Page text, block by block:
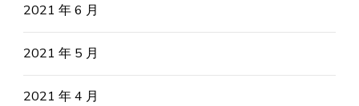
2021 年 6 月
2021 年 5 月
2021 年 4 月